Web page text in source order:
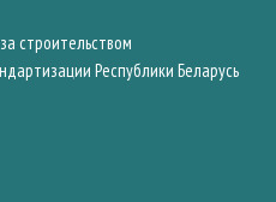
строительством
Республики Беларусь